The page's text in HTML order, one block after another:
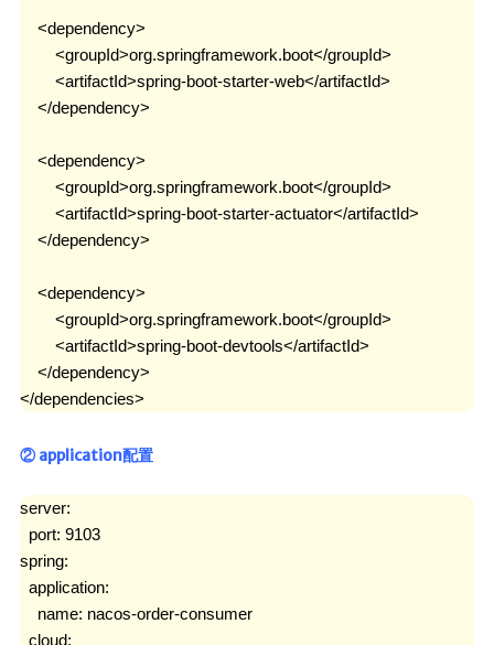
    <dependency>
        <groupId>org.springframework.boot</groupId>
        <artifactId>spring-boot-starter-web</artifactId>
    </dependency>
    <dependency>
        <groupId>org.springframework.boot</groupId>
        <artifactId>spring-boot-starter-actuator</artifactId>
    </dependency>
    <dependency>
        <groupId>org.springframework.boot</groupId>
        <artifactId>spring-boot-devtools</artifactId>
    </dependency>
</dependencies>
② application配置
server:
  port: 9103
spring:
  application:
    name: nacos-order-consumer
  cloud: